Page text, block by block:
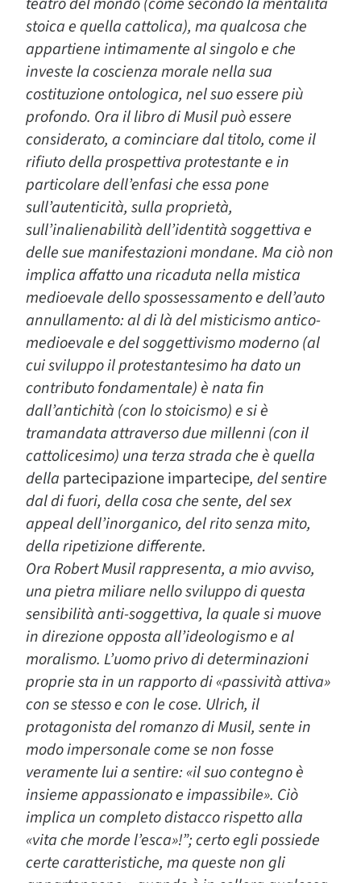
stoica e quella cattolica), ma qualcosa che
appartiene intimamente al singolo e che
investe la coscienza morale nella sua
costituzione ontologica, nel suo essere più
profondo. Ora il libro di Musil può essere
considerato, a cominciare dal titolo, come il
rifiuto della prospettiva protestante e in
particolare dell’enfasi che essa pone
sull’autenticità, sulla proprietà,
sull’inalienabilità dell’identità soggettiva e
delle sue manifestazioni mondane. Ma ciò non
implica affatto una ricaduta nella mistica
medioevale dello spossessamento e dell’auto
annullamento: al di là del misticismo antico-
medioevale e del soggettivismo moderno (al
cui sviluppo il protestantesimo ha dato un
contributo fondamentale) è nata fin
dall’antichità (con lo stoicismo) e si è
tramandata attraverso due millenni (con il
cattolicesimo) una terza strada che è quella
della partecipazione impartecipe, del sentire
dal di fuori, della cosa che sente, del sex
appeal dell’inorganico, del rito senza mito,
della ripetizione differente.
Ora Robert Musil rappresenta, a mio avviso,
una pietra miliare nello sviluppo di questa
sensibilità anti-soggettiva, la quale si muove
in direzione opposta all’ideologismo e al
moralismo. L’uomo privo di determinazioni
proprie sta in un rapporto di «passività attiva»
con se stesso e con le cose. Ulrich, il
protagonista del romanzo di Musil, sente in
modo impersonale come se non fosse
veramente lui a sentire: «il suo contegno è
insieme appassionato e impassibile». Ciò
implica un completo distacco rispetto alla
«vita che morde l’esca»!”; certo egli possiede
certe caratteristiche, ma queste non gli